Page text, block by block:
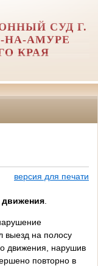
СУД Г.
АМУРЕ
КРАЯ
версия для печати
движения
выезд на полосу
движения, нарушив
повторно в